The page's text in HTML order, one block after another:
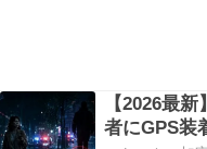
【2026最
者にGPS装